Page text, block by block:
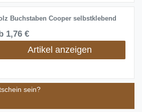
Buchstaben Cooper selbstklebend
1,76 €
Artikel anzeigen
sein?